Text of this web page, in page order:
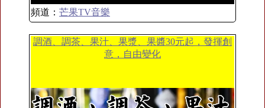
頻道： 芒果TV音樂
調酒、調茶、果汁、果漿、果醬30元起，發揮創
意，自由變化